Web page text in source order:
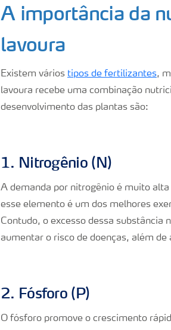
A importância da
lavoura
Existem vários tipos de fertilizantes,
lavoura recebe uma combinação
desenvolvimento das plantas são:
1. Nitrogênio (N)
A demanda por nitrogênio é muito
esse elemento é um dos melhores
Contudo, o excesso dessa substância
aumentar o risco de doenças, além
2. Fósforo (P)
O fósforo promove o crescimento